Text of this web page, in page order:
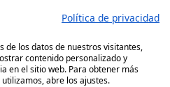
Política de privacidad
de los datos de nuestros visitantes,
contenido personalizado y
en el sitio web. Para obtener más
abre los ajustes.